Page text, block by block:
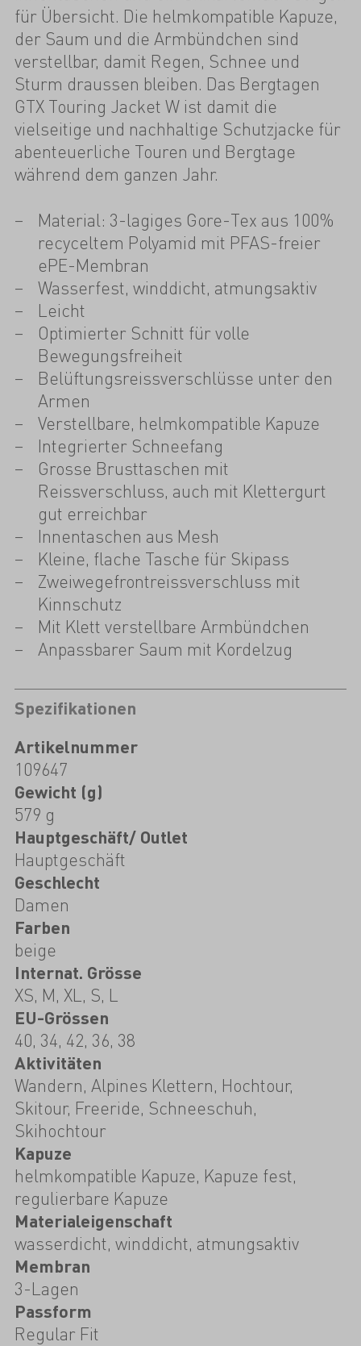
für Übersicht. Die helmkompatible Kapuze,
der Saum und die Armbündchen sind
verstellbar, damit Regen, Schnee und
Sturm draussen bleiben. Das Bergtagen
GTX Touring Jacket W ist damit die
vielseitige und nachhaltige Schutzjacke für
abenteuerliche Touren und Bergtage
während dem ganzen Jahr.
Material: 3-lagiges Gore-Tex aus 100%
recyceltem Polyamid mit PFAS-freier
ePE-Membran
Wasserfest, winddicht, atmungsaktiv
Leicht
Optimierter Schnitt für volle
Bewegungsfreiheit
Belüftungsreissverschlüsse unter den
Armen
Verstellbare, helmkompatible Kapuze
Integrierter Schneefang
Grosse Brusttaschen mit
Reissverschluss, auch mit Klettergurt
gut erreichbar
Innentaschen aus Mesh
Kleine, flache Tasche für Skipass
Zweiwegefrontreissverschluss mit
Kinnschutz
Mit Klett verstellbare Armbündchen
Anpassbarer Saum mit Kordelzug
Spezifikationen
Artikelnummer
109647
Gewicht (g)
579 g
Hauptgeschäft/ Outlet
Hauptgeschäft
Geschlecht
Damen
Farben
beige
Internat. Grösse
XS, M, XL, S, L
EU-Grössen
40, 34, 42, 36, 38
Aktivitäten
Wandern, Alpines Klettern, Hochtour,
Skitour, Freeride, Schneeschuh,
Skihochtour
Kapuze
helmkompatible Kapuze, Kapuze fest,
regulierbare Kapuze
Materialeigenschaft
wasserdicht, winddicht, atmungsaktiv
Membran
3-Lagen
Passform
Regular Fit